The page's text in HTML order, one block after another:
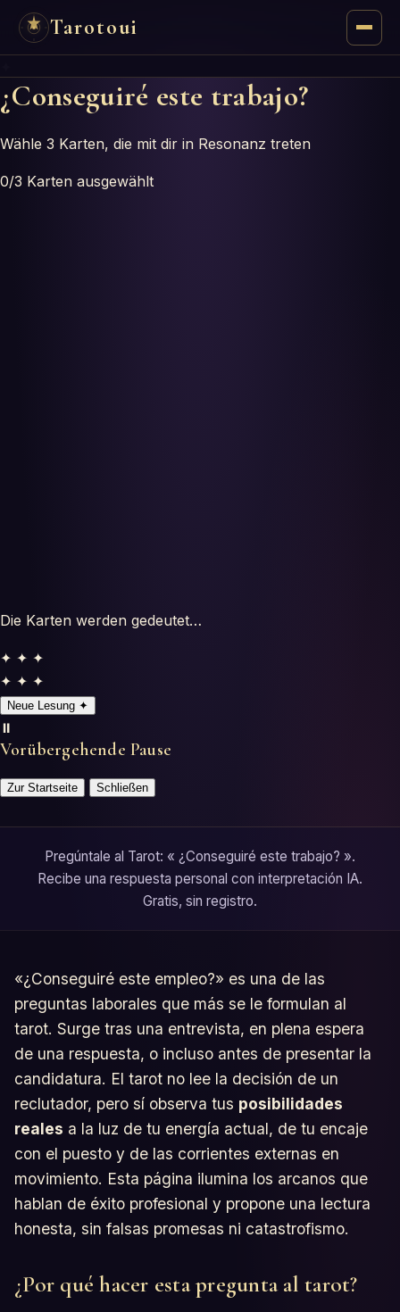
Tarotoui
Tarot
Oráculos
¿Conseguiré este trabajo?
Wähle 3 Karten, die mit dir in Resonanz treten
0/3 Karten ausgewählt
Die Karten werden gedeutet…
✦ ✦ ✦
✦ ✦ ✦
Neue Lesung ✦
⏸️
Vorübergehende Pause
Zur Startseite Schließen
Pregúntale al Tarot: « ¿Conseguiré este trabajo? ».
Recibe una respuesta personal con interpretación IA.
Gratis, sin registro.
«¿Conseguiré este empleo?» es una de las
preguntas laborales que más se le formulan al
tarot. Surge tras una entrevista, en plena espera
de una respuesta, o incluso antes de presentar la
candidatura. El tarot no lee la decisión de un
reclutador, pero sí observa tus posibilidades
reales a la luz de tu energía actual, de tu encaje
con el puesto y de las corrientes externas en
movimiento. Esta página ilumina los arcanos que
hablan de éxito profesional y propone una lectura
honesta, sin falsas promesas ni catastrofismo.
¿Por qué hacer esta pregunta al tarot?